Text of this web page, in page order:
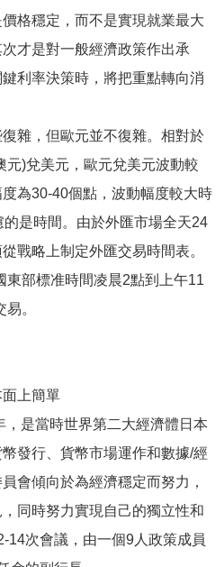
格穩定，而不是實現就業最大
才是對一般經濟政策作出承
利率決策時，將把重點轉向消
，但歐元並不復雜。相對於
元)兌美元，歐元兌美元波動較
為30-40個點，波動幅度較大時
是時間。由於外匯市場全天24
戰略上制定外匯交易時間表。
東部標准時間凌晨2點到上午11
。
上簡單
是當時世界第二大經濟體日本
發行、貨幣市場運作和數據/經
會傾向於為經濟穩定而努力，
同時努力實現自己的獨立性和
14次會議，由一個9人政策成員